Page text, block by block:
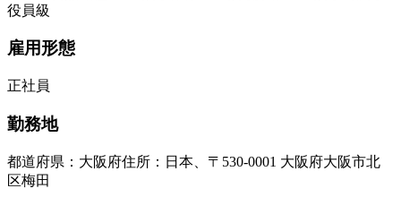
役員級
雇用形態
正社員
勤務地
都道府県 ： 大阪府住所 ： 日本、〒530-0001 大阪府大阪市北
区梅田